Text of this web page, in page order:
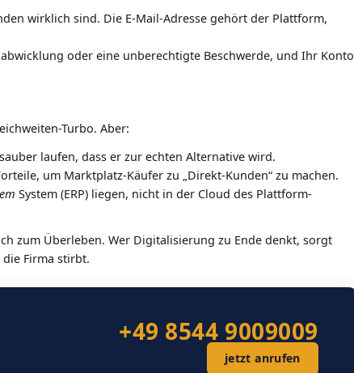
wirklich sind. Die E-Mail-Adresse gehört der Plattform,
oder eine unberechtigte Beschwerde, und Ihr Konto
Turbo. Aber:
laufen, dass er zur echten Alternative wird.
um Marktplatz-Käufer zu „Direkt-Kunden“ zu machen.
System (ERP) liegen, nicht in der Cloud des Plattform-
zum Überleben. Wer Digitalisierung zu Ende denkt, sorgt
Firma stirbt.
+49 8544 9009009
jetzt anrufen